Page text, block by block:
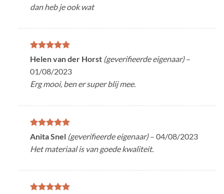
dan heb je ook wat
Gewaardeerd
5 uit 5
Helen van der Horst (geverifieerde eigenaar) –
01/08/2023
Erg mooi, ben er super blij mee.
Gewaardeerd
5 uit 5
Anita Snel (geverifieerde eigenaar) – 04/08/2023
Het materiaal is van goede kwaliteit.